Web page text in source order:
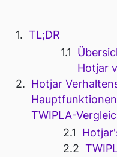
TL;DR
Hotjar
Hotjar
TWIPLA-